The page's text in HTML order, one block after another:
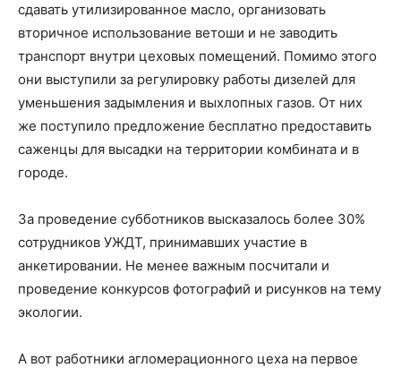
сдавать утилизированное масло, организовать
вторичное использование ветоши и не заводить
транспорт внутри цеховых помещений. Помимо этого
они выступили за регулировку работы дизелей для
уменьшения задымления и выхлопных газов. От них
же поступило предложение бесплатно предоставить
саженцы для высадки на территории комбината и в
городе.
За проведение субботников высказалось более 30%
сотрудников УЖДТ, принимавших участие в
анкетировании. Не менее важным посчитали и
проведение конкурсов фотографий и рисунков на тему
экологии.
А вот работники агломерационного цеха на первое